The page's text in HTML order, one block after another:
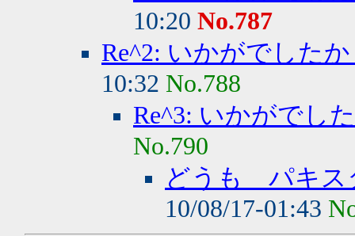
10:20 No.787
Re^2: いかがでした
10:32 No.788
Re^3: いかがでし
No.790
どうも パキス
10/08/17-01:43